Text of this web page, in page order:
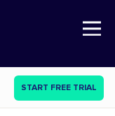
Open Nav
START FREE TRIAL